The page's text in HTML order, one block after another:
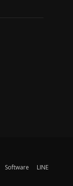
Software
LINE